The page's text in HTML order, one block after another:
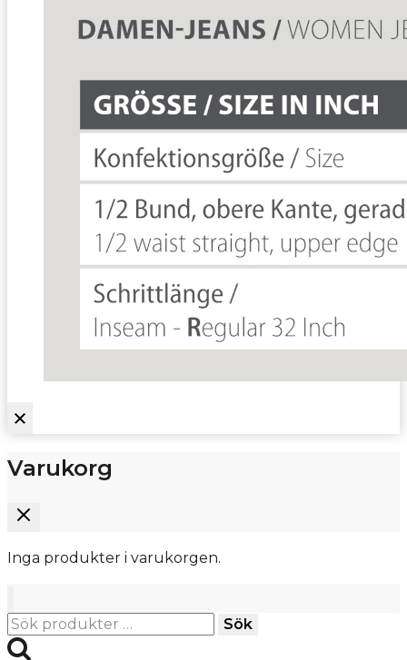
Varukorg
Inga produkter i varukorgen.
Sök
efter:
Sök